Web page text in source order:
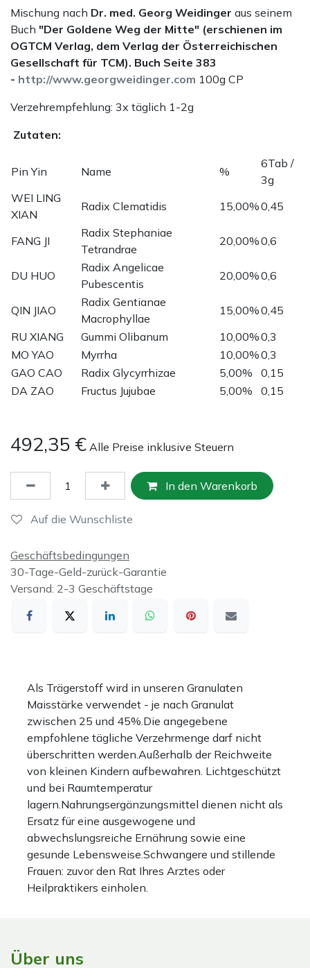
Mischung nach Dr. med. Georg Weidinger aus seinem
Buch "Der Goldene Weg der Mitte" (erschienen im
OGTCM Verlag, dem Verlag der Österreichischen
Gesellschaft für TCM). Buch Seite 383
- http://www.georgweidinger.com 100g CP
Verzehrempfehlung: 3x täglich 1-2g
Zutaten:
Pin Yin Name %
6Tab /
3g
WEI LING
XIAN
Radix Clematidis 15,00%0,45
FANG JI
Radix Stephaniae
Tetrandrae
20,00%0,6
DU HUO
Radix Angelicae
Pubescentis
20,00%0,6
QIN JIAO
Radix Gentianae
Macrophyllae
15,00%0,45
RU XIANG
Gummi Olibanum 10,00%0,3
MO YAO
Myrrha 10,00%0,3
GAO CAO
Radix Glycyrrhizae 5,00%
0,15
DA ZAO
Fructus Jujubae 5,00% 0,15
492,35 € Alle Preise inklusive Steuern
In den Warenkorb
Auf die Wunschliste
Geschäftsbedingungen
30-Tage-Geld-zurück-Garantie
Versand: 2-3 Geschäftstage
Als Trägerstoff wird in unseren Granulaten
Maisstärke verwendet - je nach Granulat
zwischen 25 und 45%.Die angegebene
empfohlene tägliche Verzehrmenge darf nicht
überschritten werden.Außerhalb der Reichweite
von kleinen Kindern aufbewahren. Lichtgeschützt
und bei Raumtemperatur
lagern.Nahrungsergänzungsmittel dienen nicht als
Ersatz für eine ausgewogene und
abwechslungsreiche Ernährung sowie eine
gesunde Lebensweise.Schwangere und stillende
Frauen: zuvor den Rat Ihres Arztes oder
Heilpraktikers einholen.
Über uns